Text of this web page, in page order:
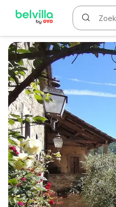
WIZARD MEMBER